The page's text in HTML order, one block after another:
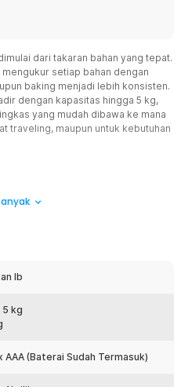
dari takaran bahan yang tepat.
setiap bahan dengan
baking menjadi lebih konsisten.
dengan kapasitas hingga 5 kg,
yang mudah dibawa ke mana
traveling, maupun untuk kebutuhan
kualitas setiap resep.
yaitu g, oz, kg, dan lb
berbagai jenis resep.
scale lebih praktis digunakan
lb
5 kg
AAA (Baterai Sudah Termasuk)